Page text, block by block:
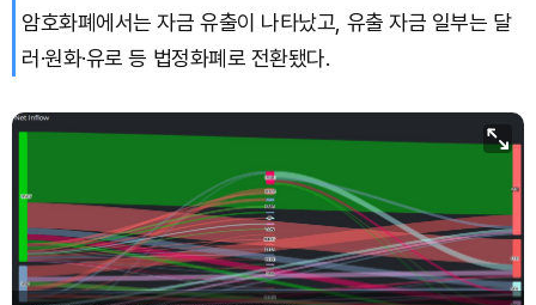
암호화폐에서는 자금 유출이 나타났고, 유출 자금 일부는 달
러·원화·유로 등 법정화폐로 전환됐다.